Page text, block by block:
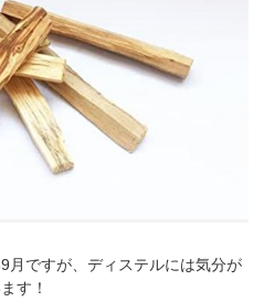
月ですが、ディステルには気分が
す！